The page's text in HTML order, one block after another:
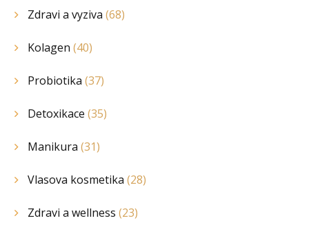
Zdravi a vyziva (68)
Kolagen (40)
Probiotika (37)
Detoxikace (35)
Manikura (31)
Vlasova kosmetika (28)
Zdravi a wellness (23)